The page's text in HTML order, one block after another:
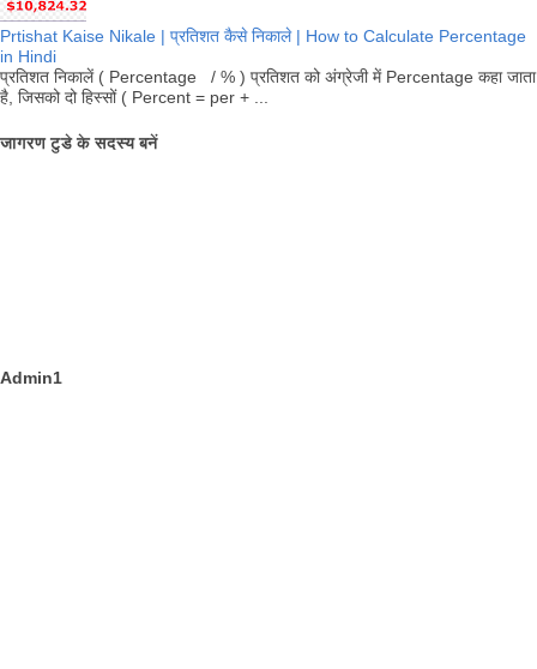
Prtishat Kaise Nikale | प्रतिशत कैसे निकाले | How to Calculate Percentage
in Hindi
प्रतिशत निकालें ( Percentage / % ) प्रतिशत को अंग्रेजी में Percentage कहा जाता
है, जिसको दो हिस्सों ( Percent = per + ...
जागरण टुडे के सदस्य बनें
Admin1